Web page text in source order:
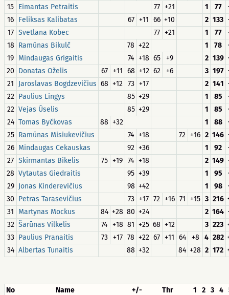
15 Eimantas Petraitis 77 +21 1 77
16 Feliksas Kalibatas 67 +11 66 +10 2 133
17 Svetlana Kobec 77 +21 1 77
18 Ramūnas Bikulč 78 +22 1 78
19 Mindaugas Grigaitis 74 +18 65 +9 2 139
20 Donatas Oželis 67 +11 68 +12 62 +6 3 197
21
Jaroslavas Bogdzevičius 68 +12 73 +17 2 141
22 Paulius Lingys 85 +29 1 85
22 Vejas Ūselis 85 +29 1 85
24 Tomas Byčkovas 88 +32 1 88
25 Ramūnas Misiukevičius 74 +18 72 +16 2 146
26 Mindaugas Cekauskas 92 +36 1 92
27 Skirmantas Bikelis 75 +19 74 +18 2 149
28 Vytautas Giedraitis 95 +39 1 95
29 Jonas Kinderevičius 98 +42 1 98
30 Petras Tarasevičius 73 +17 72 +16 71 +15 3 216
31
Martynas Mockus 84 +28 80 +24 2 164
32 Šarūnas Vilkelis 74 +18 81 +25 68 +12 3 223
33 Paulius Pranaitis 73 +17 78 +22 67 +11 64 +8 4 282
34 Albertas Tunaitis 88 +32 84 +28 2 172
No Name +/- Thr 1 2 3 4